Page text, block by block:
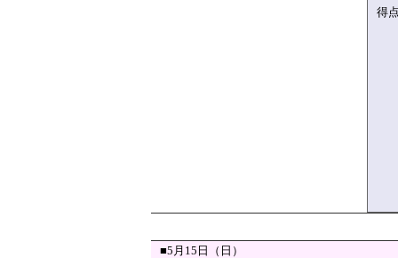
得
■5月15日（日）